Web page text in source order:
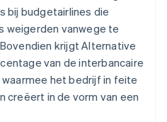
bij budgetairlines die
weigerden vanwege te
krijgt Alternative
van de interbancaire
het bedrijf in feite
creëert in de vorm van een